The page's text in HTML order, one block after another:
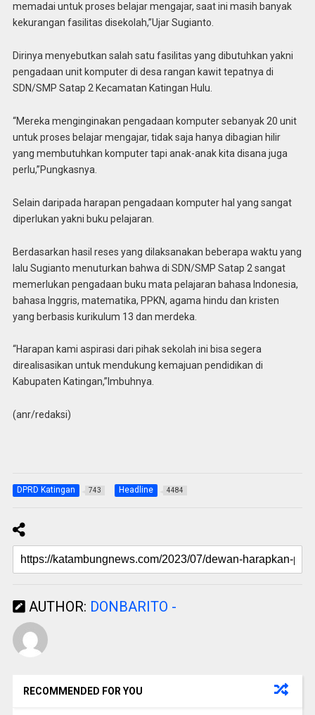
memadai untuk proses belajar mengajar, saat ini masih banyak
kekurangan fasilitas disekolah,”Ujar Sugianto.
Dirinya menyebutkan salah satu fasilitas yang dibutuhkan yakni
pengadaan unit komputer di desa rangan kawit tepatnya di
SDN/SMP Satap 2 Kecamatan Katingan Hulu.
“Mereka menginginakan pengadaan komputer sebanyak 20 unit
untuk proses belajar mengajar, tidak saja hanya dibagian hilir
yang membutuhkan komputer tapi anak-anak kita disana juga
perlu,”Pungkasnya.
Selain daripada harapan pengadaan komputer hal yang sangat
diperlukan yakni buku pelajaran.
Berdasarkan hasil reses yang dilaksanakan beberapa waktu yang
lalu Sugianto menuturkan bahwa di SDN/SMP Satap 2 sangat
memerlukan pengadaan buku mata pelajaran bahasa Indonesia,
bahasa Inggris, matematika, PPKN, agama hindu dan kristen
yang berbasis kurikulum 13 dan merdeka.
“Harapan kami aspirasi dari pihak sekolah ini bisa segera
direalisasikan untuk mendukung kemajuan pendidikan di
Kabupaten Katingan,”Imbuhnya.
(anr/redaksi)
DPRD Katingan 743 Headline 4484
AUTHOR: DONBARITO -
RECOMMENDED FOR YOU